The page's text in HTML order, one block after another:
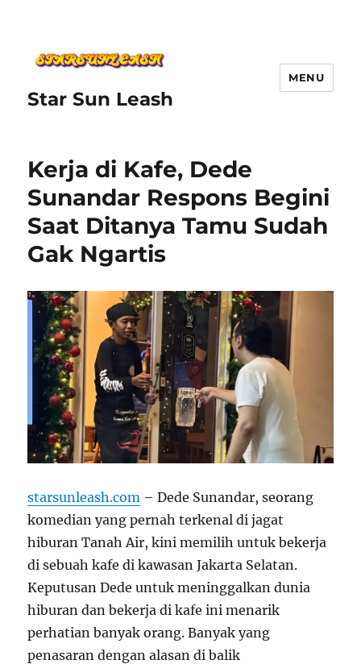
Star Sun Leash
MENU
Kerja di Kafe, Dede
Sunandar Respons Begini
Saat Ditanya Tamu Sudah
Gak Ngartis
starsunleash.com – Dede Sunandar, seorang
komedian yang pernah terkenal di jagat
hiburan Tanah Air, kini memilih untuk bekerja
di sebuah kafe di kawasan Jakarta Selatan.
Keputusan Dede untuk meninggalkan dunia
hiburan dan bekerja di kafe ini menarik
perhatian banyak orang. Banyak yang
penasaran dengan alasan di balik